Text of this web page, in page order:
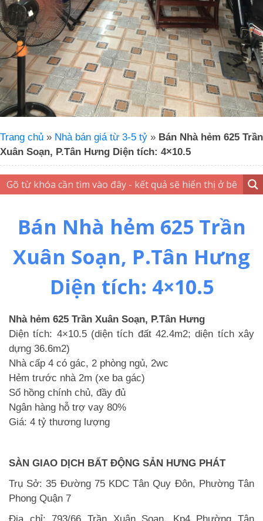
Trang chủ » Nhà bán giá từ 3-5 tỷ » Bán Nhà hẻm 625 Trần
Xuân Soạn, P.Tân Hưng Diện tích: 4×10.5
Bán Nhà hẻm 625 Trần
Xuân Soạn, P.Tân Hưng
Diện tích: 4×10.5
Nhà hẻm 625 Trần Xuân Soạn, P.Tân Hưng
Diện tích: 4×10.5 (diện tích đất 42.4m2; diện tích xây
dựng 36.6m2)
Nhà cấp 4 có gác, 2 phòng ngủ, 2wc
Hẻm trước nhà 2m (xe ba gác)
Sổ hồng chính chủ, đầy đủ
Ngân hàng hỗ trợ vay 80%
Giá: 4 tỷ thương lượng
SÀN GIAO DỊCH BẤT ĐỘNG SẢN HƯNG PHÁT
Trụ Sở: 35 Đường 75 KDC Tân Quy Đôn, Phường Tân
Phong Quận 7